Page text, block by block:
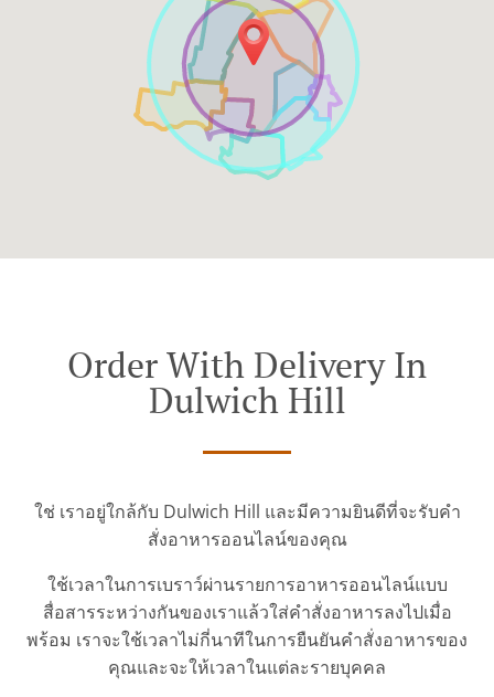
Order With Delivery In
Dulwich Hill
ใช่ เราอยู่ใกล้กับ Dulwich Hill และมีความยินดีที่จะรับคำ
สั่งอาหารออนไลน์ของคุณ
ใช้เวลาในการเบราว์ผ่านรายการอาหารออนไลน์แบบ
สื่อสารระหว่างกันของเราแล้วใส่คำสั่งอาหารลงไปเมื่อ
พร้อม เราจะใช้เวลาไม่กี่นาทีในการยืนยันคำสั่งอาหารของ
คุณและจะให้เวลาในแต่ละรายบุคคล